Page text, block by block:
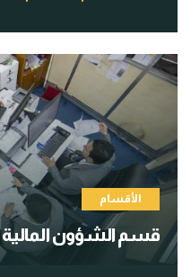
الأقسام
قسم الشؤون المالية